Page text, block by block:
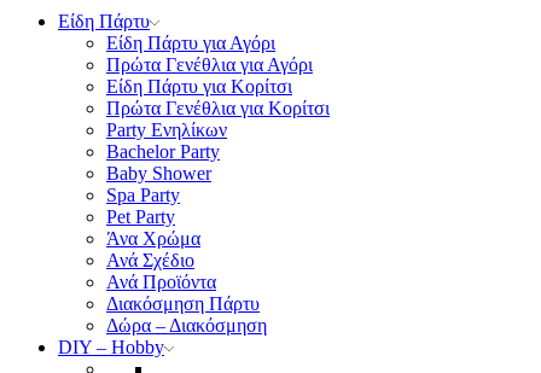
Είδη Πάρτυ
Είδη Πάρτυ για Αγόρι
Πρώτα Γενέθλια για Αγόρι
Είδη Πάρτυ για Κορίτσι
Πρώτα Γενέθλια για Κορίτσι
Party Ενηλίκων
Bachelor Party
Baby Shower
Spa Party
Pet Party
Άνα Χρώμα
Ανά Σχέδιο
Ανά Προϊόντα
Διακόσμηση Πάρτυ
Δώρα – Διακόσμηση
DIY – Hobby